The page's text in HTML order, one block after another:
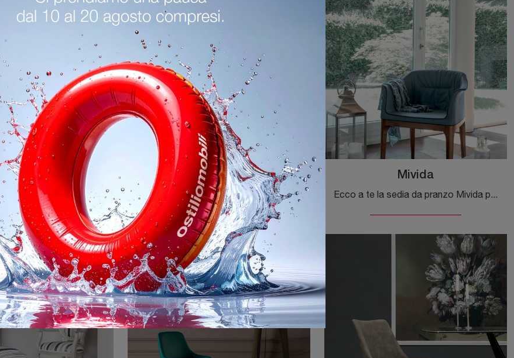
Gaia
Cerchi una sedia da pranzo in pelle? Clicca e scopri il modello Gaia di Tonin Casa per ultimare i tuoi interni al meglio.
Sorrento Easy
Clicca per scoprire un ricco catalogo di sedie fisse per stanze classiche: il modello Sorrento Easy di Tonin Casa ti sta aspettando!
Mivida
Ecco a te la sedia da pranzo Mivida per atmosfere design, tra le più esclusive Sedie fisse di Tonin Casa.